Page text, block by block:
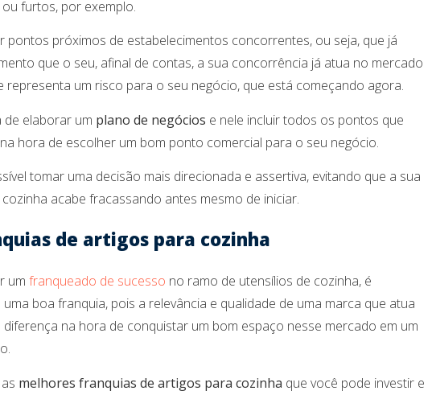
furtos, por exemplo.
pontos próximos de estabelecimentos concorrentes, ou seja, que já
que o seu, afinal de contas, a sua concorrência já atua no mercado
representa um risco para o seu negócio, que está começando agora.
de elaborar um plano de negócios e nele incluir todos os pontos que
hora de escolher um bom ponto comercial para o seu negócio.
tomar uma decisão mais direcionada e assertiva, evitando que a sua
acabe fracassando antes mesmo de iniciar.
de artigos para cozinha
um franqueado de sucesso no ramo de utensílios de cozinha, é
boa franquia, pois a relevância e qualidade de uma marca que atua
na hora de conquistar um bom espaço nesse mercado em um
melhores franquias de artigos para cozinha que você pode investir e